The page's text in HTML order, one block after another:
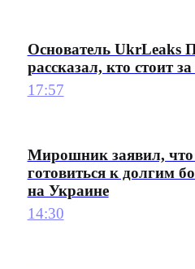
Основатель UkrLeaks
рассказал, кто стоит
17:57
Мирошник заявил,
готовиться к долгим
на Украине
14:30